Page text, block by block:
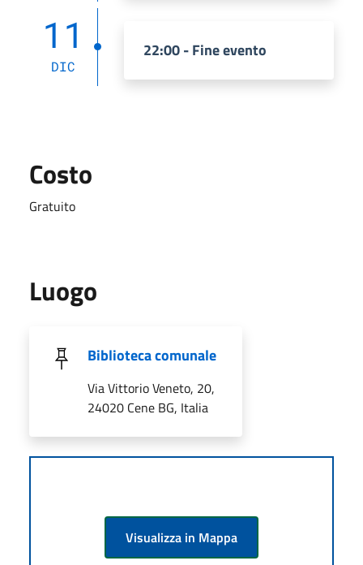
11
DIC
22:00 - Fine evento
Costo
Gratuito
Luogo
Biblioteca comunale
Via Vittorio Veneto, 20,
24020 Cene BG, Italia
Visualizza in Mappa